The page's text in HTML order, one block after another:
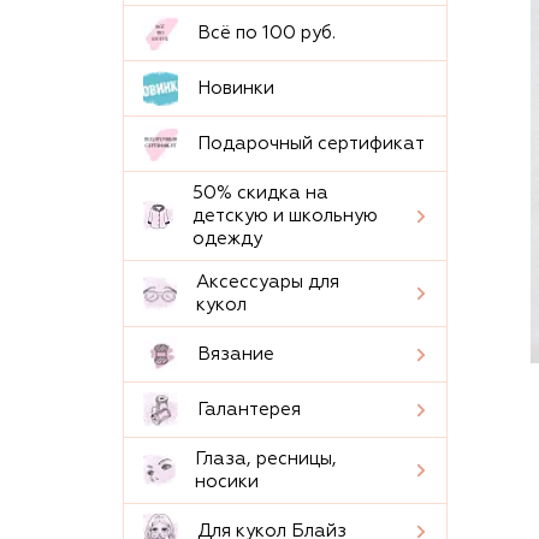
Всё по 100 руб.
Новинки
Подарочный сертификат
50% скидка на
детскую и школьную
одежду
Аксессуары для
кукол
Вязание
Галантерея
Глаза, ресницы,
носики
Для кукол Блайз